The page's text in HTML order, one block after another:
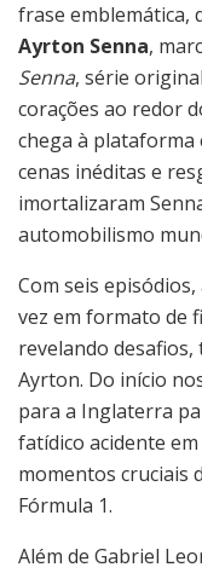
frase emblemática,
Ayrton Senna,
Senna, série
corações ao redor
chega à plataforma
cenas inéditas e
imortalizaram
automobilismo
Com seis
vez em formato de
revelando
Ayrton. Do início
para a Inglaterra
fatídico acidente
momentos cruciais
Fórmula 1.
Além de Gabriel